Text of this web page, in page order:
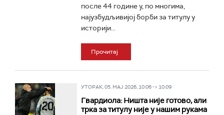
после 44 године у, по многима,
најузбудљивијој борби за титулу у
историји...
Прочитај
УТОРАК, 05. МАЈ 2026, 10:06 -> 10:09
Гвардиола: Ништа није готово, али
трка за титулу није у нашим рукама